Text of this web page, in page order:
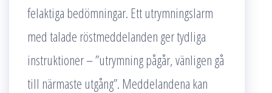
felaktiga bedömningar. Ett utrymningslarm
med talade röstmeddelanden ger tydliga
instruktioner – ”utrymning pågår, vänligen gå
till närmaste utgång”. Meddelandena kan